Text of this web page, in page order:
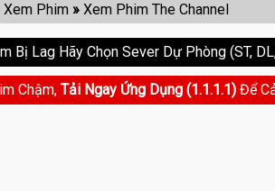
Xem Phim » Xem Phim The Channel
Bị Lag Hãy Chọn Sever Dự Phòng (ST,
Chậm, Tải Ngay Ứng Dụng (1.1.1.1) Để